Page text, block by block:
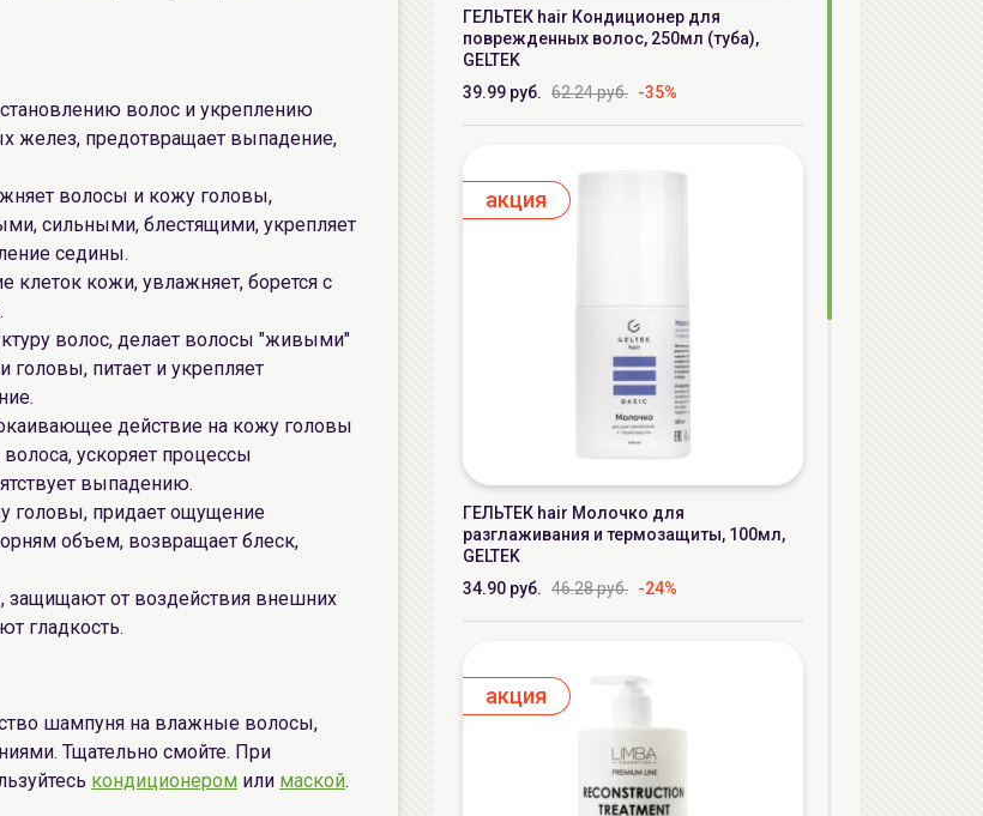
волос и укреплению
желез, предотвращает выпадение,
волосы и кожу головы,
сильными, блестящими, укрепляет
седины.
клеток кожи, увлажняет, борется с
волос, делает волосы "живыми"
питает и укрепляет
действие на кожу головы
ускоряет процессы
выпадению.
головы, придает ощущение
объем, возвращает блеск,
защищают от воздействия внешних
гладкость.
шампуня на влажные волосы,
Тщательно смойте. При
кондиционером или маской.
ГЕЛЬТЕК hair Кондиционер для
поврежденных волос, 250мл (туба),
GELTEK
39.99 руб. 62.24 руб. -35%
aкция
ГЕЛЬТЕК hair Молочко для
разглаживания и термозащиты, 100мл,
GELTEK
34.90 руб. 46.28 руб. -24%
aкция